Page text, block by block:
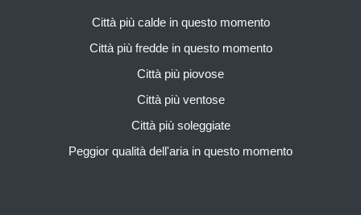
Città più calde in questo momento
Città più fredde in questo momento
Città più piovose
Città più ventose
Città più soleggiate
Peggior qualità dell'aria in questo momento